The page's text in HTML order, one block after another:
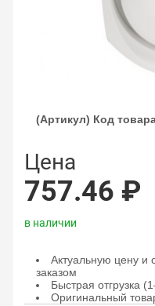
(Артикул) Код
Цена
757.46 ₽
в наличии
Актуальную цену и
заказом
Быстрая отгрузка
Оригинальный